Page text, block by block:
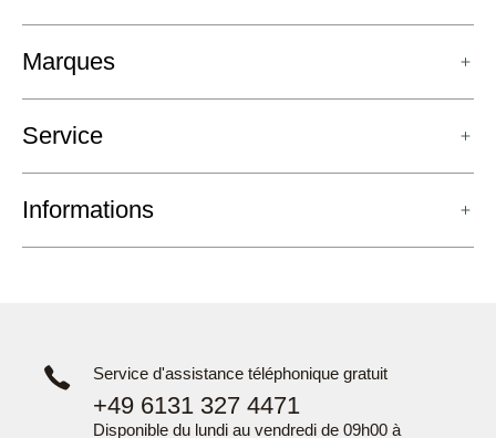
Marques
Service
Informations
Service d'assistance téléphonique gratuit
+49 6131 327 4471
Disponible du lundi au vendredi de 09h00 à